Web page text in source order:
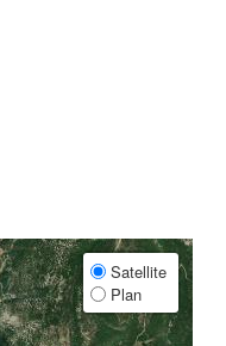
Satellite
Plan